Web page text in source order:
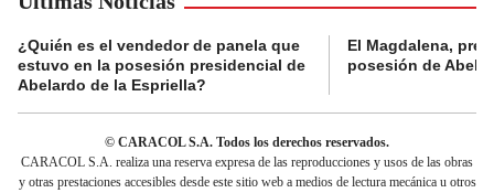
¿Quién es el vendedor de panela que
estuvo en la posesión presidencial de
Abelardo de la Espriella?
El Magdalena,
posesión de
© CARACOL S.A. Todos los derechos reservados.
CARACOL S.A. realiza una reserva expresa de las reproducciones y usos de las obras
y otras prestaciones accesibles desde este sitio web a medios de lectura mecánica u otros